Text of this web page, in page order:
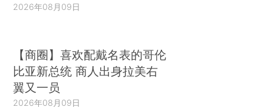
2026年08月09日
【商圈】喜欢配戴名表的哥伦
比亚新总统 商人出身拉美右
翼又一员
2026年08月09日